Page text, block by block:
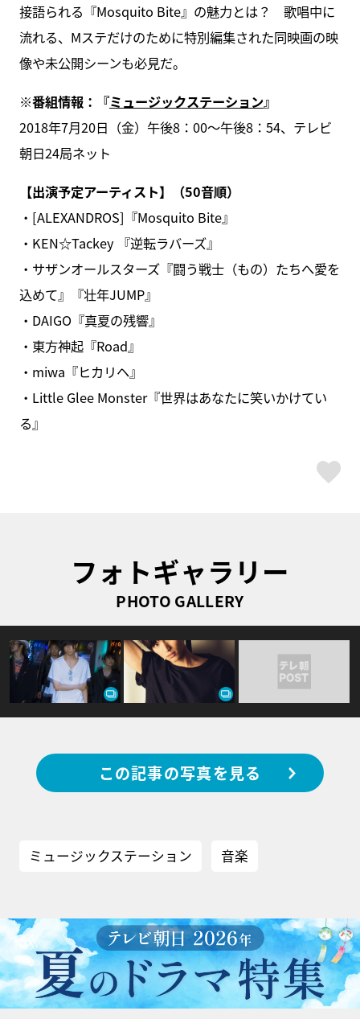
接語られる『Mosquito Bite』の魅力とは？ 歌唱中に
流れる、Mステだけのために特別編集された同映画の映
像や未公開シーンも必見だ。
※番組情報：『ミュージックステーション』
2018年7月20日（金）午後8：00～午後8：54、テレビ
朝日24局ネット
【出演予定アーティスト】（50音順）
・[ALEXANDROS]『Mosquito Bite』
・KEN☆Tackey 『逆転ラバーズ』
・サザンオールスターズ『闘う戦士（もの）たちへ愛を
込めて』『壮年JUMP』
・DAIGO『真夏の残響』
・東方神起『Road』
・miwa『ヒカリヘ』
・Little Glee Monster『世界はあなたに笑いかけてい
る』
フォトギャラリー
PHOTO GALLERY
この記事の写真を見る
ミュージックステーション 音楽